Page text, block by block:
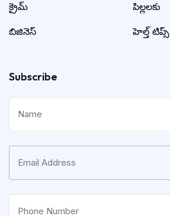
క్రైమ్
బిజినెస్
పిల్లలకు
హెల్త్ టిప్స్
Subscribe